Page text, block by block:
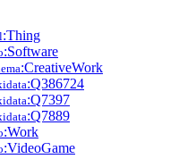
:Thing
:Software
:CreativeWork
:Q386724
:Q7397
:Q7889
:Work
:VideoGame